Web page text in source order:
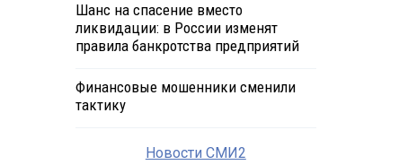
Шанс на спасение вместо
ликвидации: в России изменят
правила банкротства предприятий
Финансовые мошенники сменили
тактику
Новости СМИ2